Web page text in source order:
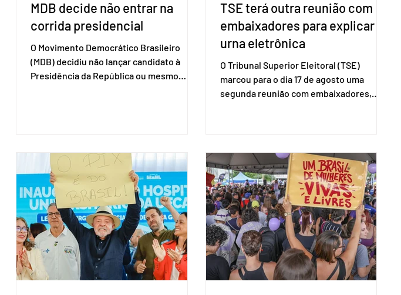
MDB decide não entrar na
corrida presidencial
O Movimento Democrático Brasileiro
(MDB) decidiu não lançar candidato à
Presidência da República ou mesmo
formação de alianças no âmbito local. A
ideia, segundo o partido, é focar na
eleição de governadores e deputados
estaduais, além de fortalecer a bancada
no Congresso Nacional, com senad
TSE terá outra reunião com
embaixadores para explicar
urna eletrônica
O Tribunal Superior Eleitoral (TSE)
marcou para o dia 17 de agosto uma
segunda reunião com embaixadores,
sistema eleitoral do país. Segundo o
tribunal, o encontro ocorrerá na sede do
TSE e dará continuidade às ações de
transparência voltadas à comunidade
internacional. Nela, o presidente da
Corte, ministro Kássio Nunes Marques,
voltará a explic